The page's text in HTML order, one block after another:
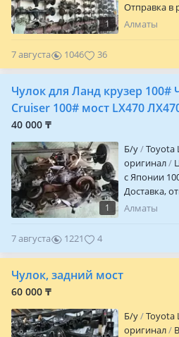
1
Отправка в
Алматы
7 августа 1046 36
Чулок для Ланд крузер 100#
Cruiser 100# мост LX470
40 000 ₸
1
Б/y
Toyota
оригинал
с Японии
Доставка,
Полуось,
Cruiser 105
Ланд
на Lexus
Алматы
7 августа 1221 4
Чулок, задний мост
60 000 ₸
Б/y
Toyota
оригинал